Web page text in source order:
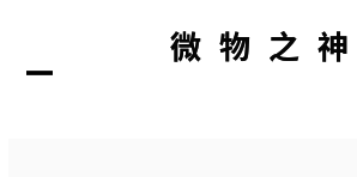
微物之神